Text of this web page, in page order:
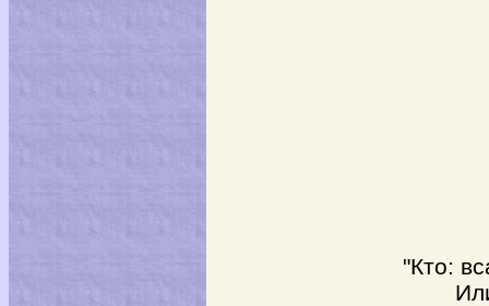
"Кто:
Или